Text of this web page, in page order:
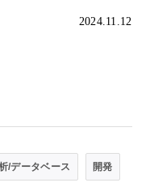
2024.11.12
/データベース 開発